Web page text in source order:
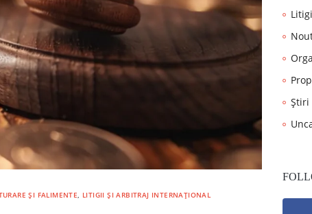
ȘI FALIMENTE LITIGII ȘI ARBITRAJ INTERNAȚIONAL
Știri